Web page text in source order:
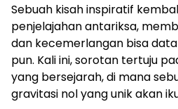
Sebuah kisah inspiratif
penjelajahan antariksa,
dan kecemerlangan bisa
pun. Kali ini, sorotan tertuju
yang bersejarah, di mana
gravitasi nol yang unik akan